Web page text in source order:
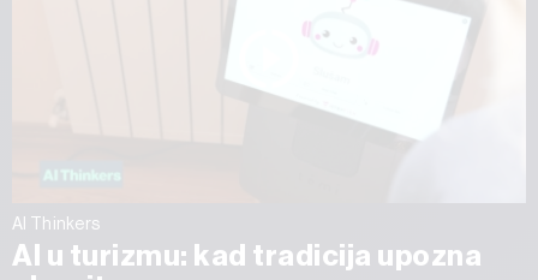
AI Thinkers
AI u turizmu: kad tradicija upozna